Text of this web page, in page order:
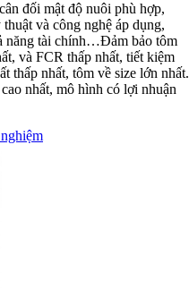
đối mật độ nuôi phù hợp,
và công nghệ áp dụng,
năng tài chính…Đảm bảo tôm
và FCR thấp nhất, tiết kiệm
thấp nhất, tôm về size lớn nhất.
nhất, mô hình có lợi nhuận